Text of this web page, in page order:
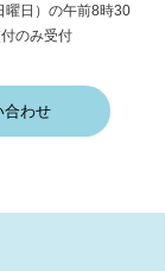
日）の午前8時30
付のみ受付
合わせ